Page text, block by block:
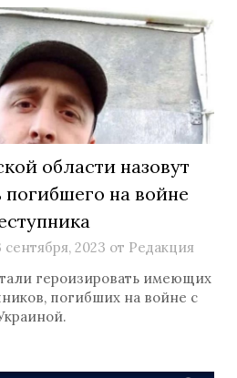
области назовут
погибшего на войне
сентября, 2023 от Редакция
героизировать имеющих
погибших на войне с